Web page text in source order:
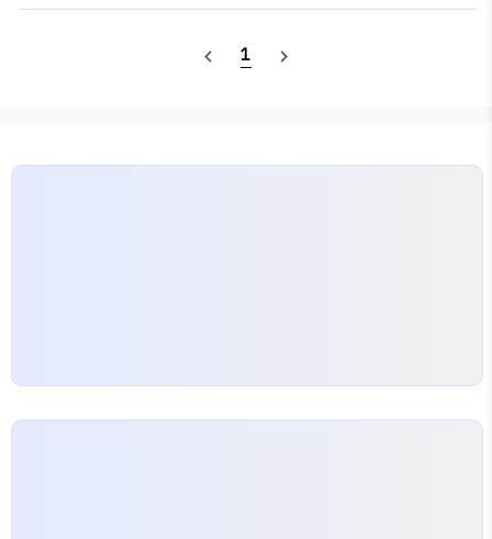
식으로 나뉘는데, 모두 선착순이니 발빠르게 움직이자.참고로, 깊이는 7 ~
인하고 가는 것을 추천한다. Spieker Aquatics Complex · 2301
navigate_before 1 navigate_next